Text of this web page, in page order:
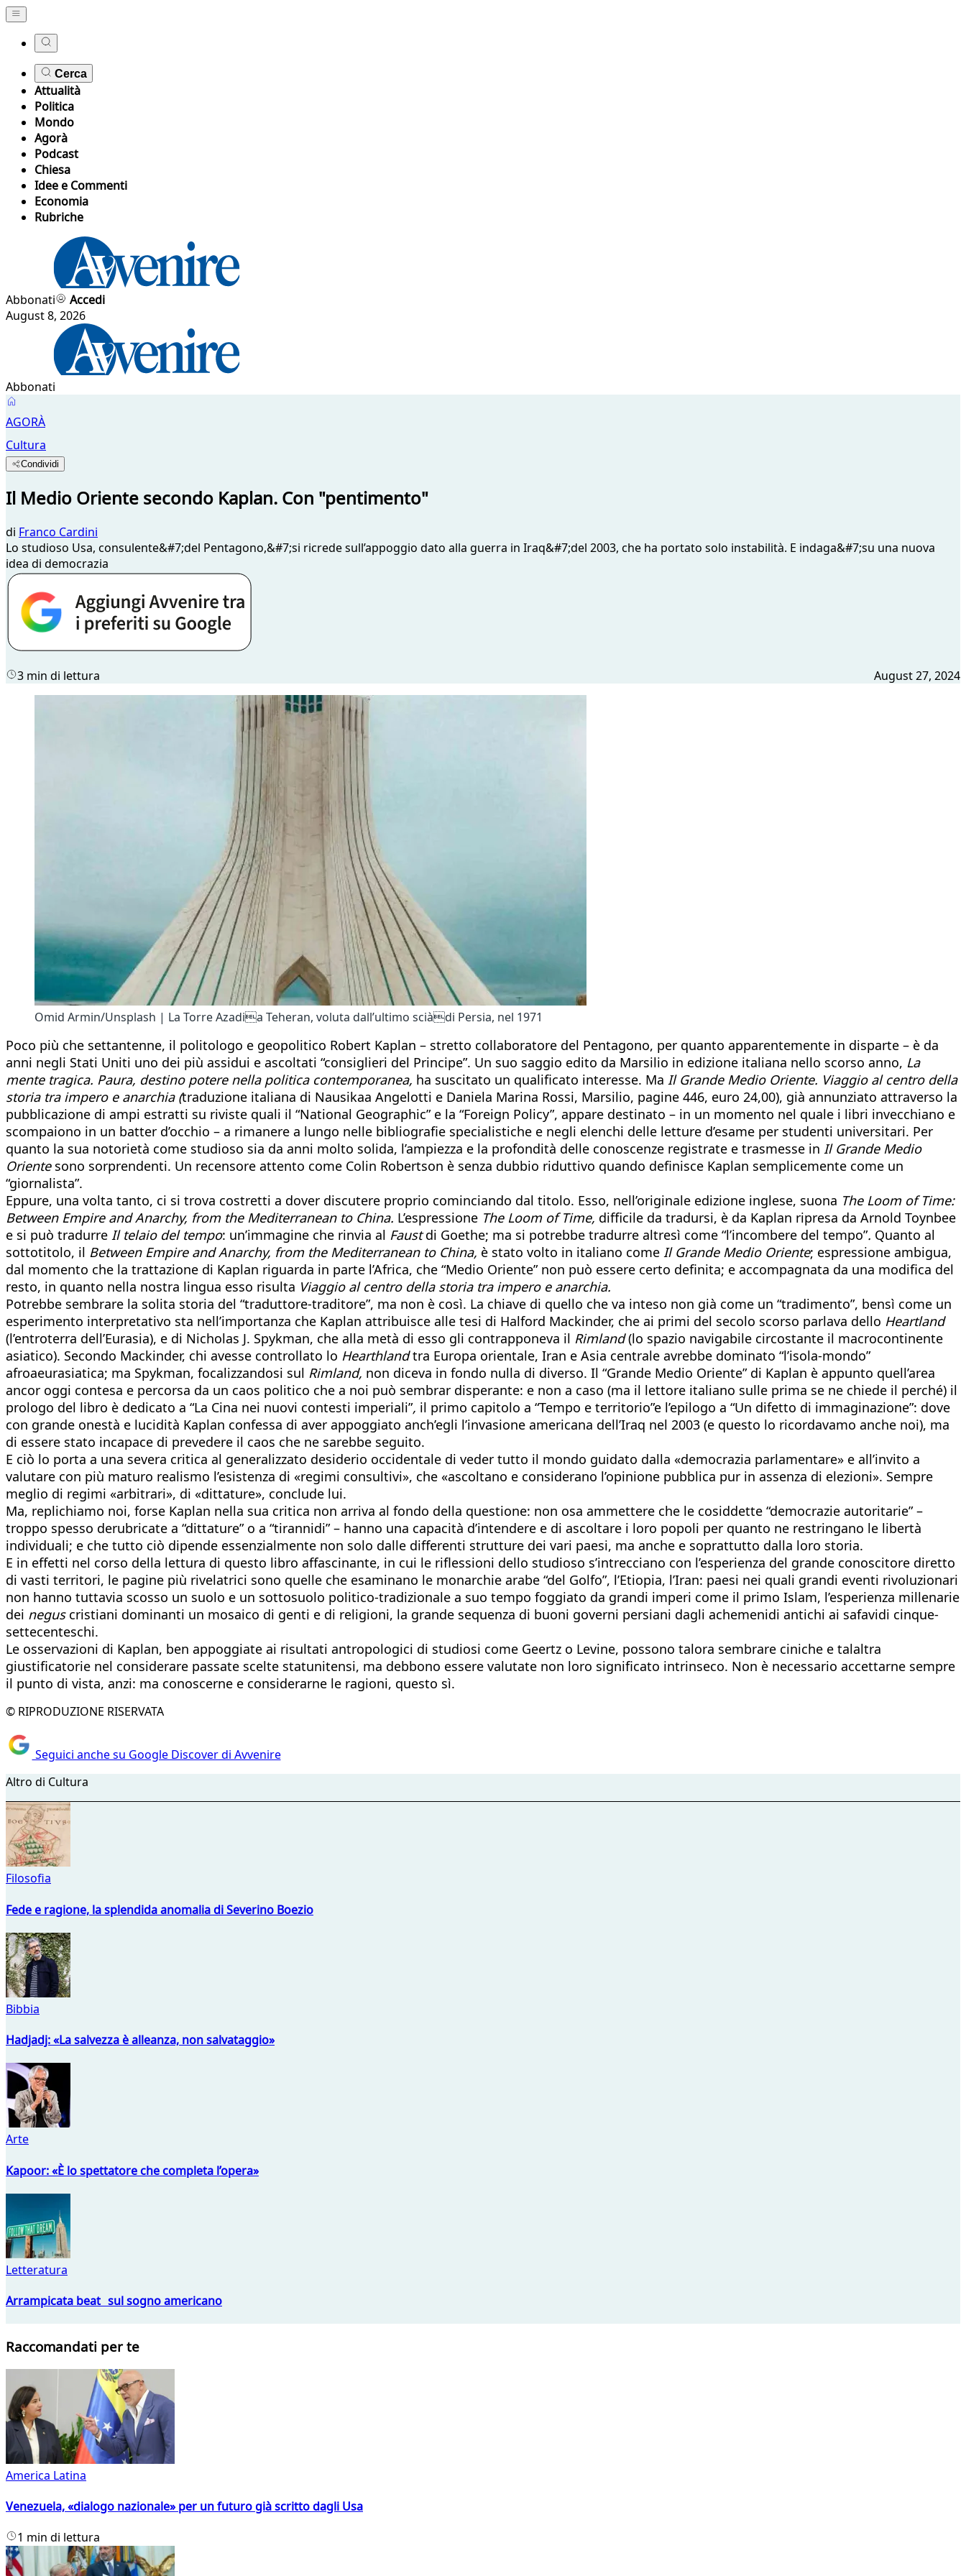
Cerca
Attualità
Politica
Mondo
Agorà
Podcast
Chiesa
Idee e Commenti
Economia
Rubriche
Abbonati
Accedi
August 8, 2026
Abbonati
AGORÀ
Cultura
Condividi
Il Medio Oriente secondo Kaplan. Con "pentimento"
di Franco Cardini
Lo studioso Usa, consulente&#7;del Pentagono,&#7;si ricrede sull’appoggio dato alla guerra in Iraq&#7;del 2003, che ha portato solo instabilità. E indaga&#7;su una nuova
idea di democrazia
3 min di lettura August 27, 2024
Omid Armin/Unsplash | La Torre Azadia Teheran, voluta dall’ultimo sciàdi Persia, nel 1971
Poco più che settantenne, il politologo e geopolitico Robert Kaplan – stretto collaboratore del Pentagono, per quanto apparentemente in disparte – è da
anni negli Stati Uniti uno dei più assidui e ascoltati “consiglieri del Principe”. Un suo saggio edito da Marsilio in edizione italiana nello scorso anno, La
mente tragica. Paura, destino potere nella politica contemporanea, ha suscitato un qualificato interesse. Ma Il Grande Medio Oriente. Viaggio al centro della
storia tra impero e anarchia (traduzione italiana di Nausikaa Angelotti e Daniela Marina Rossi, Marsilio, pagine 446, euro 24,00), già annunziato attraverso la
pubblicazione di ampi estratti su riviste quali il “National Geographic” e la “Foreign Policy”, appare destinato – in un momento nel quale i libri invecchiano e
scompaiono in un batter d’occhio – a rimanere a lungo nelle bibliografie specialistiche e negli elenchi delle letture d’esame per studenti universitari. Per
quanto la sua notorietà come studioso sia da anni molto solida, l’ampiezza e la profondità delle conoscenze registrate e trasmesse in Il Grande Medio
Oriente sono sorprendenti. Un recensore attento come Colin Robertson è senza dubbio riduttivo quando definisce Kaplan semplicemente come un
“giornalista”.
Eppure, una volta tanto, ci si trova costretti a dover discutere proprio cominciando dal titolo. Esso, nell’originale edizione inglese, suona The Loom of Time:
Between Empire and Anarchy, from the Mediterranean to China. L’espressione The Loom of Time, difficile da tradursi, è da Kaplan ripresa da Arnold Toynbee
e si può tradurre Il telaio del tempo: un’immagine che rinvia al Faustdi Goethe; ma si potrebbe tradurre altresì come “l’incombere del tempo”. Quanto al
sottotitolo, il Between Empire and Anarchy, from the Mediterranean to China, è stato volto in italiano come Il Grande Medio Oriente; espressione ambigua,
dal momento che la trattazione di Kaplan riguarda in parte l’Africa, che “Medio Oriente” non può essere certo definita; e accompagnata da una modifica del
resto, in quanto nella nostra lingua esso risulta Viaggio al centro della storia tra impero e anarchia.
Potrebbe sembrare la solita storia del “traduttore-traditore”, ma non è così. La chiave di quello che va inteso non già come un “tradimento”, bensì come un
esperimento interpretativo sta nell’importanza che Kaplan attribuisce alle tesi di Halford Mackinder, che ai primi del secolo scorso parlava dello Heartland
(l’entroterra dell’Eurasia), e di Nicholas J. Spykman, che alla metà di esso gli contrapponeva il Rimland(lo spazio navigabile circostante il macrocontinente
asiatico). Secondo Mackinder, chi avesse controllato lo Hearthlandtra Europa orientale, Iran e Asia centrale avrebbe dominato “l’isola-mondo”
afroaeurasiatica; ma Spykman, focalizzandosi sul Rimland, non diceva in fondo nulla di diverso. Il “Grande Medio Oriente” di Kaplan è appunto quell’area
ancor oggi contesa e percorsa da un caos politico che a noi può sembrar disperante: e non a caso (ma il lettore italiano sulle prima se ne chiede il perché) il
prologo del libro è dedicato a “La Cina nei nuovi contesti imperiali”, il primo capitolo a “Tempo e territorio”e l’epilogo a “Un difetto di immaginazione”: dove
con grande onestà e lucidità Kaplan confessa di aver appoggiato anch’egli l’invasione americana dell’Iraq nel 2003 (e questo lo ricordavamo anche noi), ma
di essere stato incapace di prevedere il caos che ne sarebbe seguito.
E ciò lo porta a una severa critica al generalizzato desiderio occidentale di veder tutto il mondo guidato dalla «democrazia parlamentare» e all’invito a
valutare con più maturo realismo l’esistenza di «regimi consultivi», che «ascoltano e considerano l’opinione pubblica pur in assenza di elezioni». Sempre
meglio di regimi «arbitrari», di «dittature», conclude lui.
Ma, replichiamo noi, forse Kaplan nella sua critica non arriva al fondo della questione: non osa ammettere che le cosiddette “democrazie autoritarie” –
troppo spesso derubricate a “dittature” o a “tirannidi” – hanno una capacità d’intendere e di ascoltare i loro popoli per quanto ne restringano le libertà
individuali; e che tutto ciò dipende essenzialmente non solo dalle differenti strutture dei vari paesi, ma anche e soprattutto dalla loro storia.
E in effetti nel corso della lettura di questo libro affascinante, in cui le riflessioni dello studioso s’intrecciano con l’esperienza del grande conoscitore diretto
di vasti territori, le pagine più rivelatrici sono quelle che esaminano le monarchie arabe “del Golfo”, l’Etiopia, l’Iran: paesi nei quali grandi eventi rivoluzionari
non hanno tuttavia scosso un suolo e un sottosuolo politico-tradizionale a suo tempo foggiato da grandi imperi come il primo Islam, l’esperienza millenarie
dei negus cristiani dominanti un mosaico di genti e di religioni, la grande sequenza di buoni governi persiani dagli achemenidi antichi ai safavidi cinque-
settecenteschi.
Le osservazioni di Kaplan, ben appoggiate ai risultati antropologici di studiosi come Geertz o Levine, possono talora sembrare ciniche e talaltra
giustificatorie nel considerare passate scelte statunitensi, ma debbono essere valutate non loro significato intrinseco. Non è necessario accettarne sempre
il punto di vista, anzi: ma conoscerne e considerarne le ragioni, questo sì.
© RIPRODUZIONE RISERVATA
Seguici anche su Google Discover di Avvenire
Altro di Cultura
Filosofia
Fede e ragione, la splendida anomalia di Severino Boezio
Bibbia
Hadjadj: «La salvezza è alleanza, non salvataggio»
Arte
Kapoor: «È lo spettatore che completa l’opera»
Letteratura
Arrampicata beat sul sogno americano
Raccomandati per te
America Latina
Venezuela, «dialogo nazionale» per un futuro già scritto dagli Usa
1 min di lettura